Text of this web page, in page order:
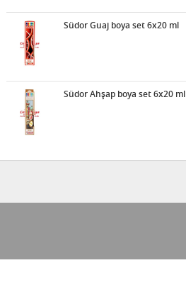
Südor Guaj boya set 6x20 ml
Südor Ahşap boya set 6x20 ml